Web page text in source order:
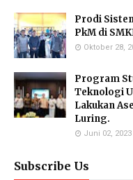
Prodi
PkM di
Oktober 28,
Program
Teknologi
Lakukan
Luring.
Juni 02, 2023
Subscribe Us